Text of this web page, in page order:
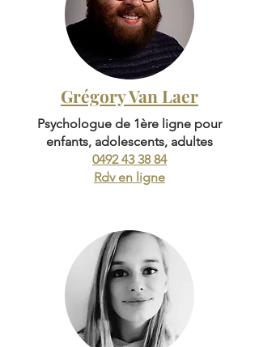
Grégory Van Laer
Psychologue de 1ère ligne pour
enfants, adolescents, adultes
0492 43 38 84
Rdv en ligne